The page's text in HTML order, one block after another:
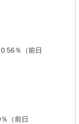
％（前日
（前日